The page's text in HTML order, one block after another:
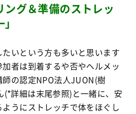
ング＆準備のストレッ
いという方も多いと思います
者は到着するや否やヘルメッ
師の認定NPO法人JUON(樹
(*詳細は末尾参照)と一緒に、安
うにストレッチで体をほぐし